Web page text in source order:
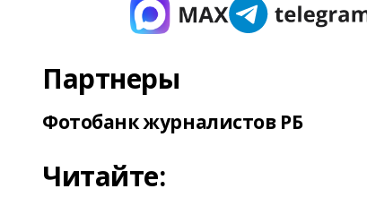
Партнеры
Фотобанк журналистов РБ
Читайте: